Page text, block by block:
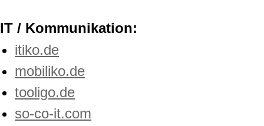
IT / Kommunikation:
itiko.de
mobiliko.de
tooligo.de
so-co-it.com